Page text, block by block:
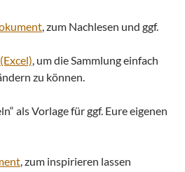
, zum Nachlesen und ggf.
, um die Sammlung einfach
zu können.
als Vorlage für ggf. Eure eigenen
, zum inspirieren lassen